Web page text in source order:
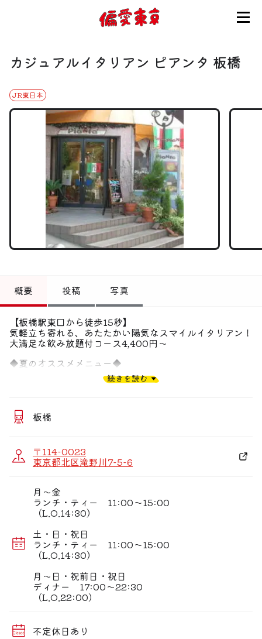
使い方
ログイン
会員登録
お知らせ
トップ
偏愛コミュニティ
投稿
偏愛記事
カジュアルイタリアン ピアンタ 板橋
JR東日本
概要 投稿 写真
【板橋駅東口から徒歩15秒】
気軽立ち寄れる、あたたかい陽気なスマイルイタリアン！
大満足な飲み放題付コース4,400円〜
◆夏のオススメメニュー◆
メカジキの”コトレッタ” 自家製タルタルとトマトのソース
◆ウイルス対策で多人数触れる箇所の消毒、定期的な換気
◆誕生日や特別な記念日にも！◆
特製デザートプレートもご用意可！女子会、ママ会、宴会
◆宴会予約承ります◆
超お得でボリュームたっぷりのコース料理をご用意してお
ります！！
パーティー・ご宴会は４名様〜対応 15名より個室(室料
なし)最大７０名様位まで（立食時・全館貸切）
◆あたたかいおもてなし◆
アットホームな雰囲気作りをお店のスタッフが作っている
とても温かいお店です♪
続きを読む
板橋
〒114-0023
東京都北区滝野川7-5-6
月〜金
ランチ・ティー 11:00〜15:00
（L.O.14:30）
土・日・祝日
ランチ・ティー 11:00〜15:00
（L.O.14:30）
月〜日・祝前日・祝日
ディナー 17:00〜22:30
（L.O.22:00）
不定休日あり